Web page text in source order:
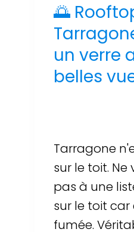
🌅
un verre
belles
Tarragone
sur le toit.
pas à une
sur le toit
fumée.